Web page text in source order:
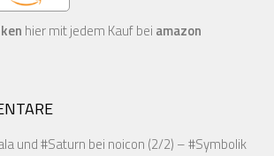
hier mit jedem Kauf bei amazon
und #Saturn bei noicon (2/2) – #Symbolik